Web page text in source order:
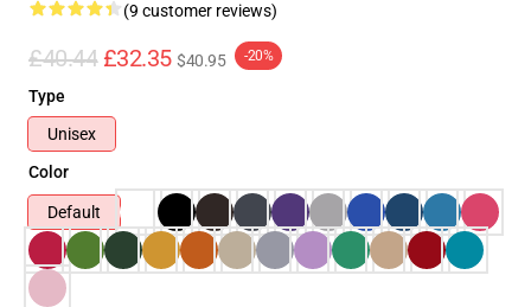
(9 customer reviews)
£40.44 £32.35 $40.95 -20%
Type
Unisex
Color
Default